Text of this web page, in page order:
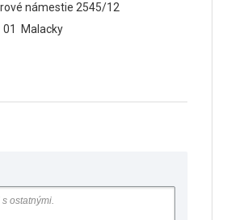
námestie 2545/12
Malacky